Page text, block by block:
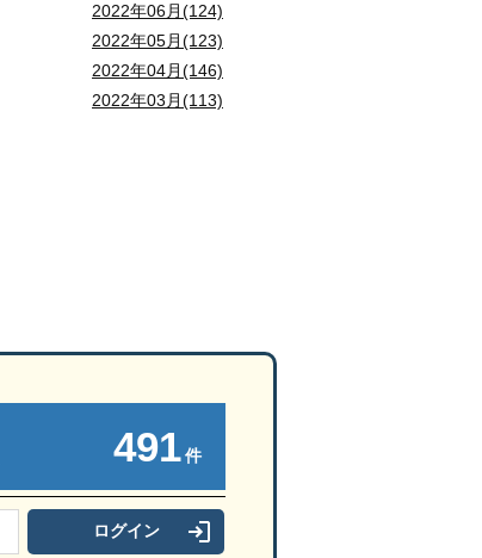
2022年06月(124)
2022年05月(123)
2022年04月(146)
2022年03月(113)
491件